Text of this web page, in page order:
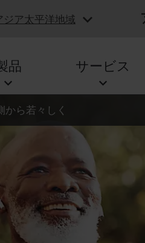
ジア太平洋地域
品 サービス
ら若々しく